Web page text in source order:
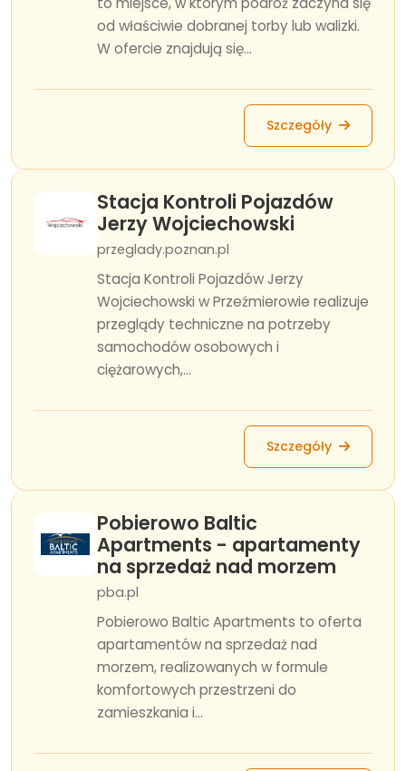
od właściwie dobranej torby lub walizki.
W ofercie znajdują się...
Szczegóły
Stacja Kontroli Pojazdów
Jerzy Wojciechowski
przeglady.poznan.pl
Stacja Kontroli Pojazdów Jerzy
Wojciechowski w Przeźmierowie realizuje
przeglądy techniczne na potrzeby
samochodów osobowych i
ciężarowych,...
Szczegóły
Pobierowo Baltic
Apartments - apartamenty
na sprzedaż nad morzem
pba.pl
Pobierowo Baltic Apartments to oferta
apartamentów na sprzedaż nad
morzem, realizowanych w formule
komfortowych przestrzeni do
zamieszkania i...